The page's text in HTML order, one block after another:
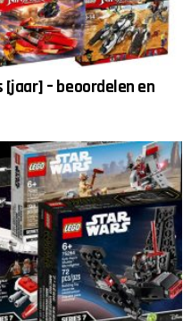
[jaar] – beoordelen en